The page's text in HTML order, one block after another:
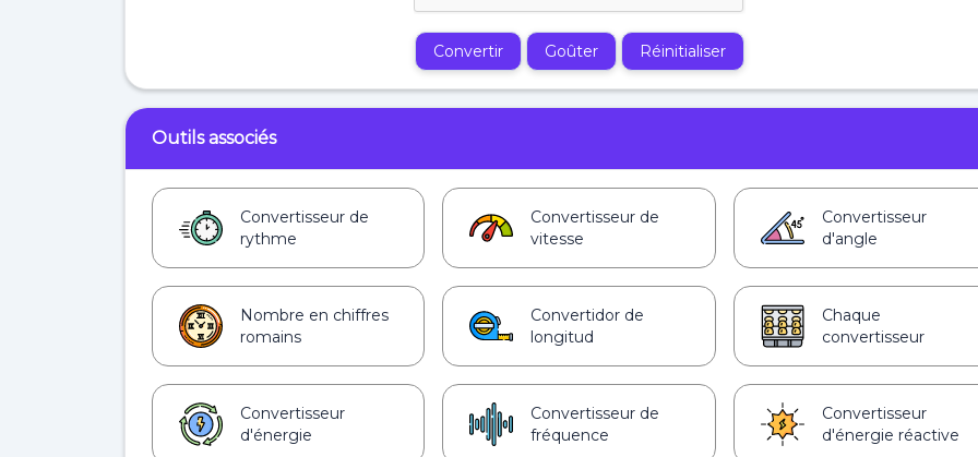
Convertir Goûter Réinitialiser
Outils associés
Convertisseur de
rythme
Convertisseur de
vitesse
Convertisseur
d'angle
Nombre en chiffres
romains
Convertidor de
longitud
Chaque
convertisseur
Convertisseur
d'énergie
Convertisseur de
fréquence
Convertisseur
d'énergie réactive